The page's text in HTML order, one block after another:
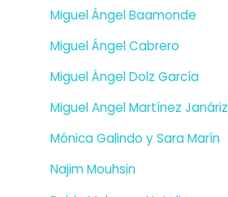
Miguel Ángel Baamonde
Miguel Ángel Cabrero
Miguel Ángel Dolz García
Miguel Angel Martínez Janáriz
Mónica Galindo y Sara Marín
Najim Mouhsin